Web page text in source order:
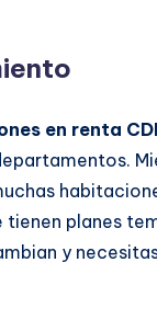
en renta
planes
y